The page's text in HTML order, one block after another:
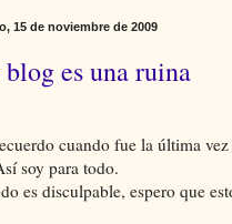
15 de noviembre de 2009
blog es una ruina
cuando fue la última
soy para todo.
es disculpable, espero que